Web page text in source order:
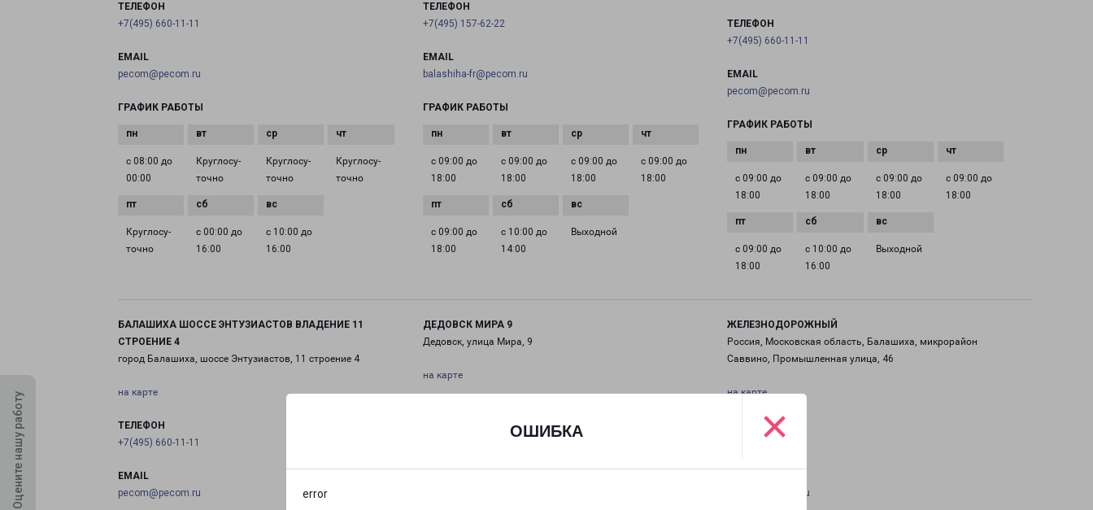
ОШИБКА
error
×
Оцените нашу работу
ТЕЛЕФОН
+7(495) 660-11-11
EMAIL
pecom@pecom.ru
ГРАФИК РАБОТЫ
с 08:00 до
00:00
Круглосу­
точно
Круглосу­
точно
Круглосу­
точно
Круглосу­
точно
с 00:00 до
16:00
с 10:00 до
16:00
ТЕЛЕФОН
+7(495) 157-62-22
EMAIL
balashiha-fr@pecom.ru
ГРАФИК РАБОТЫ
с 09:00 до
18:00
с 09:00 до
18:00
с 09:00 до
18:00
с 09:00 до
18:00
с 09:00 до
18:00
с 10:00 до
14:00
Выходной
ТЕЛЕФОН
+7(495) 660-11-11
EMAIL
pecom@pecom.ru
ГРАФИК РАБОТЫ
с 09:00 до
18:00
с 09:00 до
18:00
с 09:00 до
18:00
с 09:00 до
18:00
с 09:00 до
18:00
с 10:00 до
16:00
Выходной
БАЛАШИХА ШОССЕ ЭНТУЗИАСТОВ ВЛАДЕНИЕ 11
СТРОЕНИЕ 4
город Балашиха, шоссе Энтузиастов, 11 строение 4
на карте
ТЕЛЕФОН
+7(495) 660-11-11
EMAIL
pecom@pecom.ru
ДЕДОВСК МИРА 9
Дедовск, улица Мира, 9
на карте
ЖЕЛЕЗНОДОРОЖНЫЙ
Россия, Московская область, Балашиха, микрорайон
Саввино, Промышленная улица, 46
на карте
ТЕЛЕФОН
pecom@pecom.ru